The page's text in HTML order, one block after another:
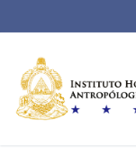
al
contenido